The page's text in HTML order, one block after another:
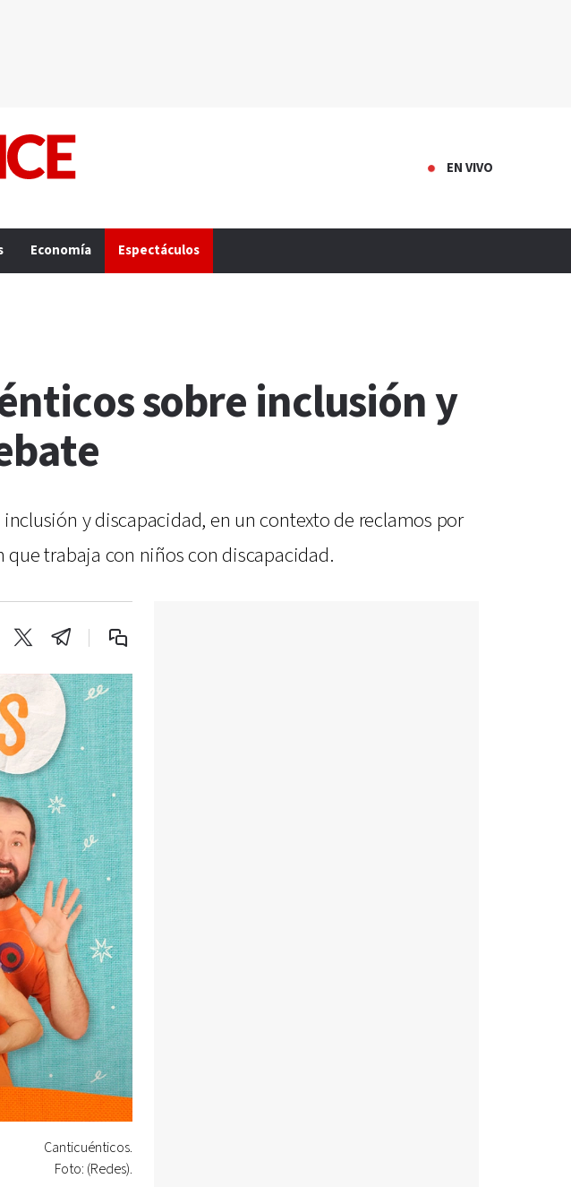
EN VIVO
Economía Espectáculos
sobre inclusión y
y discapacidad, en un contexto de reclamos por
trabaja con niños con discapacidad.
Canticuénticos.
Foto: (Redes).